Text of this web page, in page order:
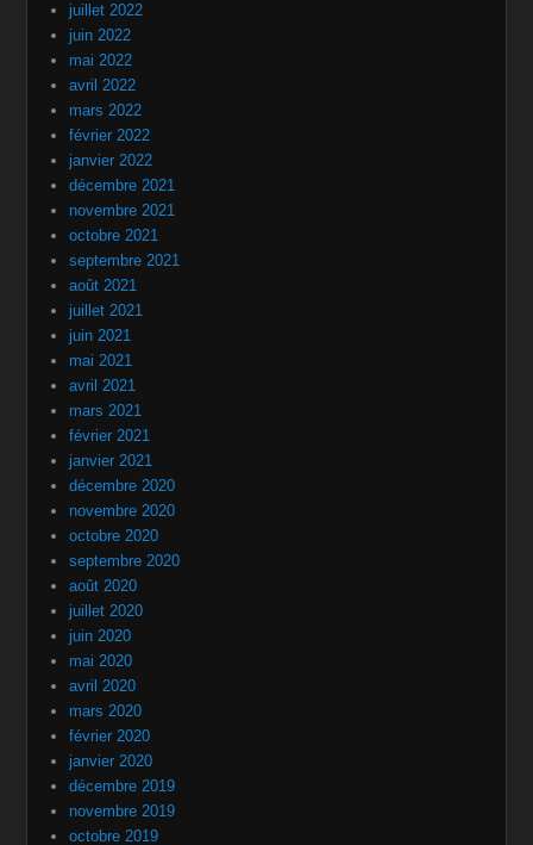
juillet 2022
juin 2022
mai 2022
avril 2022
mars 2022
février 2022
janvier 2022
décembre 2021
novembre 2021
octobre 2021
septembre 2021
août 2021
juillet 2021
juin 2021
mai 2021
avril 2021
mars 2021
février 2021
janvier 2021
décembre 2020
novembre 2020
octobre 2020
septembre 2020
août 2020
juillet 2020
juin 2020
mai 2020
avril 2020
mars 2020
février 2020
janvier 2020
décembre 2019
novembre 2019
octobre 2019